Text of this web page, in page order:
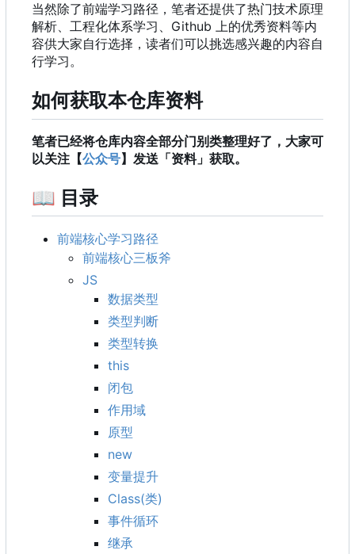
当然除了前端学习路径 ， 笔者还提供了热门技术原理
解析、工程化体系学习、Github 上的优秀资料等内
容供大家自行选择，读者们可以挑选感兴趣的内容自
行学习。
如何获取本仓库资料
笔者已经将仓库内容全部分门别类整理好了，大家可
以关注【公众号】发送「资料」获取。
📖 目录
前端核心学习路径
前端核心三板斧
JS
数据类型
类型判断
类型转换
this
闭包
作用域
原型
new
变量提升
Class(类)
事件循环
继承